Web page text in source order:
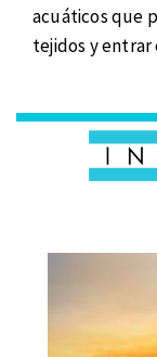
acuáticos que
tejidos y entrar